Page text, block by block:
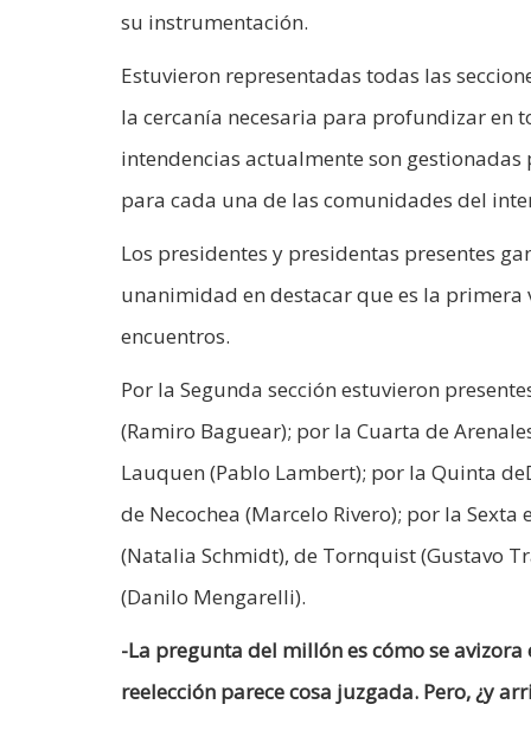
su instrumentación.
Estuvieron representadas todas las
la cercanía necesaria para profundizar en
intendencias actualmente son
para cada una de las comunidades del
Los presidentes y presidentas presentes
unanimidad en destacar que es la
encuentros.
Por la Segunda sección estuvieron
(Ramiro Baguear); por la Cuarta de
Lauquen (Pablo Lambert); por la Quinta
de Necochea (Marcelo Rivero); por la
(Natalia Schmidt), de Tornquist (Gustavo
(Danilo Mengarelli).
-La pregunta del millón es cómo se
reelección parece cosa juzgada. Pero, ¿y